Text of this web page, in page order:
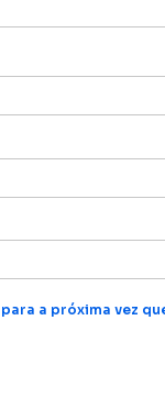
a próxima vez